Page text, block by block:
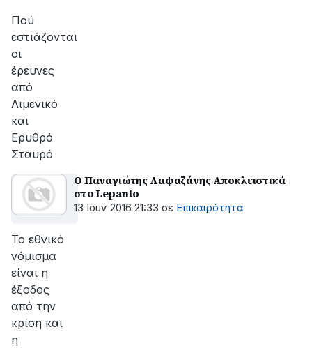
Πού
εστιάζονται
οι
έρευνες
από
Λιμενικό
και
Ερυθρό
Σταυρό
O Παναγιώτης Λαφαζάνης Αποκλειστικά
στο Lepanto
13 Ιουν 2016 21:33 σε Επικαιρότητα
Το εθνικό
νόμισμα
είναι η
έξοδος
από την
κρίση και
η